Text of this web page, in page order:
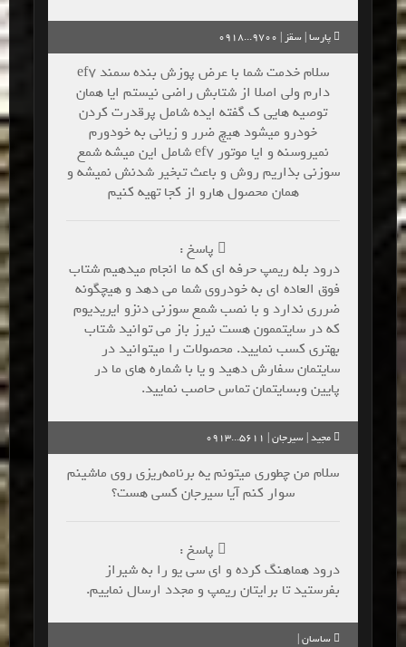
پارسا | سقز | 9700...0918
سلام خدمت شما با عرض پوزش بنده سمند ef7
دارم ولی اصلا از شتابش راضی نیستم ایا همان
توصیه هایی ک گفته ایده شامل پرقدرت کردن
خودرو میشود هیچ ضرر و زیانی به خودورم
نمیروسنه و ایا موتور ef7 شامل این میشه شمع
سوزنی بذاریم روش و باعث تبخیر شدنش نمیشه و
همان محصول هارو از کجا تهیه کنیم
پاسخ :
درود بله ریمپ حرفه ای که ما انجام میدهیم شتاب
فوق العاده ای به خودروی شما می دهد و هیچگونه
ضرری ندارد و با نصب شمع سوزنی دنزو ایریدیوم
که در سایتممون هست نیرز باز می توانید شتاب
بهتری کسب نمایید. محصولات را میتوانید در
سایتمان سفارش دهید و یا با شماره های ما در
پایین وبسایتمان تماس حاصب نمایید.
مجید | سیرجان | 5611...0913
سلام من چطوری میتونم یه برنامه‌ریزی روی ماشینم
سوار کنم آیا سیرجان کسی هست؟
پاسخ :
درود هماهنگ کرده و ای سی یو را به شیراز
بفرستید تا برایتان ریمپ و مجدد ارسال نماییم.
ساسان |